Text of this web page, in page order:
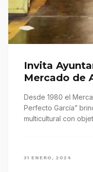
Invita
Mercado de
Desde 1980 el
Perfecto García”
multicultural con
31 ENERO, 2024